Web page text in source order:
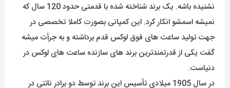
نشنیده باشه. یک برند شناخته شده با قدمتی حدود 120 سال که
نمیشه اسمشو انکار کرد. این کمپانی بصورت کاملا تخصصی در
جهت تولید ساعت های فوق لوکس قدم برداشته و به جرأت میشه
گفت یکی از قدرتمندترین برند های سازنده ساعت های لوکس در
دنیاست.
در سال 1905 میلادی تأسیس این برند توسط دو برادر ناتنی در